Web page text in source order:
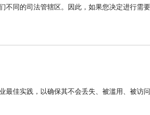
不同的司法管辖区。因此，如果您决定进行
佳实践，以确保其不会丢失、被滥用、被访